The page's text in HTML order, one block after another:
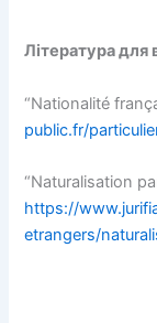
Література для
“Nationalité
public.fr/
“Naturalisation
https://
etrangers/